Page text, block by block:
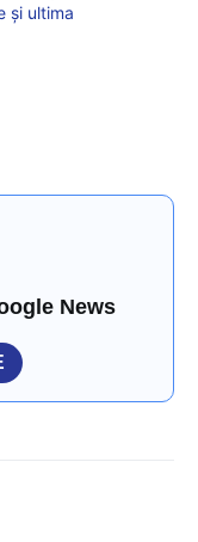
și ultima
News